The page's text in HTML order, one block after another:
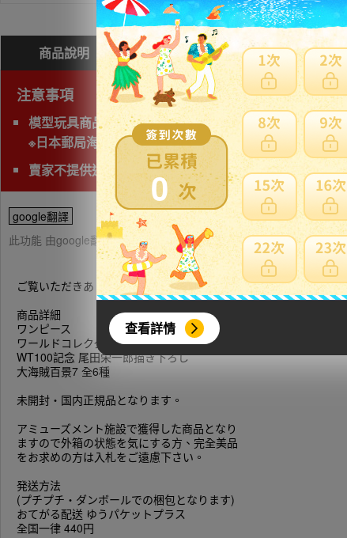
0
查看詳情
商品說明 問與答(0) 費用試算
注意事項
模型玩具商品無法使用海運運送，空運會產生材積費用
※日本郵局海運直送抵台時間通常超過三週以上，無法與
賣家不提供退貨賠償等責任
google翻譯
此功能 由google翻譯提供參考，樂淘不保證翻譯內容之正確性，詳
ご覧いただきありがとうござます。
商品詳細
ワンピース
ワールドコレクタブルフィギュア
WT100記念 尾田栄一郎描き下ろし
大海賊百景7 全6種
未開封・国内正規品となります。
アミューズメント施設で獲得した商品となり
ますので外箱の状態を気にする方、完全美品
をお求めの方は入札をご遠慮下さい。
発送方法
(プチプチ・ダンボールでの梱包となります)
おてがる配送 ゆうパケットプラス
全国一律 440円